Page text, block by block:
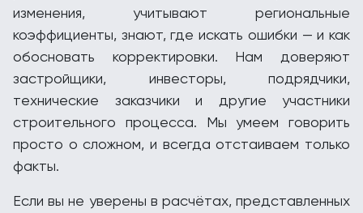
изменения, учитывают региональные
коэффициенты, знают, где искать ошибки — и как
обосновать корректировки. Нам доверяют
застройщики, инвесторы, подрядчики,
технические заказчики и другие участники
строительного процесса. Мы умеем говорить
просто о сложном, и всегда отстаиваем только
факты.
Если вы не уверены в расчётах, представленных